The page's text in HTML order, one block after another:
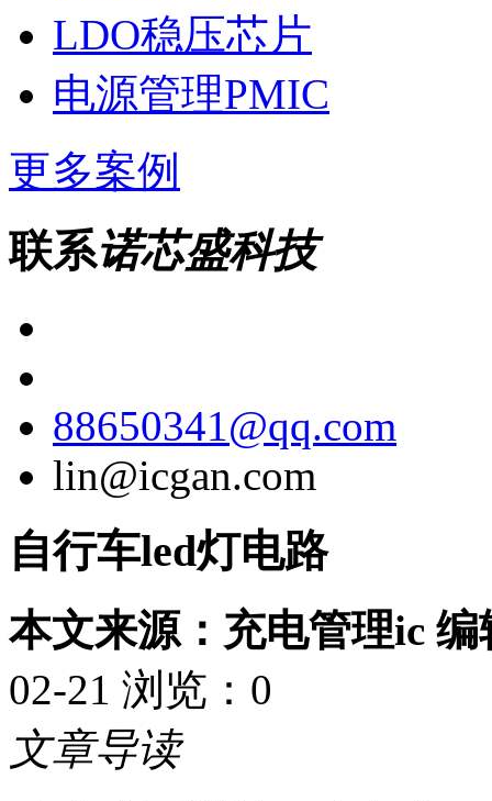
LDO稳压芯片
电源管理PMIC
更多案例
联系诺芯盛科技
88650341@qq.com
lin@icgan.com
自行车led灯电路
本文来源：充电管理ic
02-21 浏览： 0
文章导读